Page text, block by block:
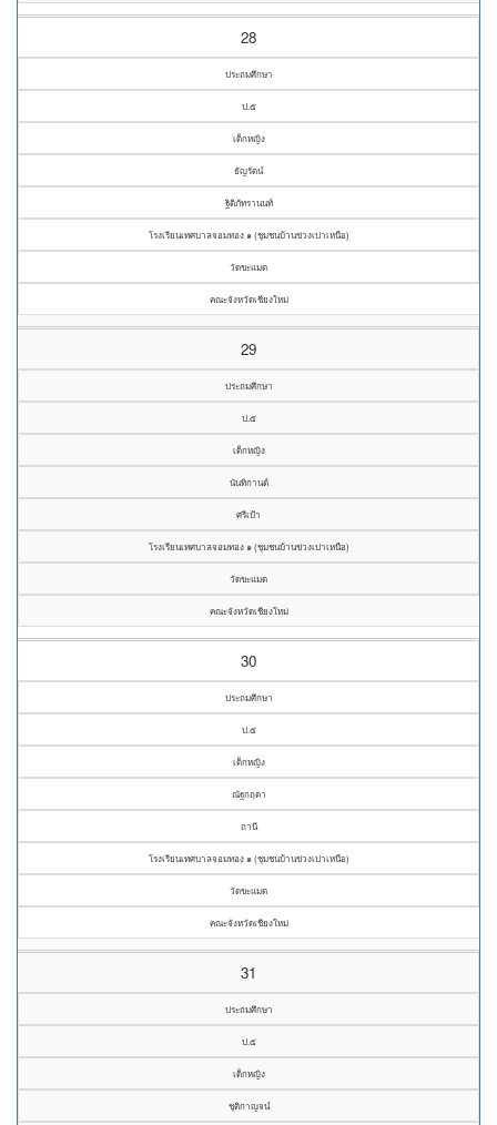
28
ประถมศึกษา
ป.๕
เด็กหญิง
ธัญรัตน์
ฐิติภัทรานนท์
โรงเรียนเทศบาลจอมทอง ๑ (ชุมชนบ้านข่วงเปาเหนือ)
วัดขะแมด
คณะจังหวัดเชียงใหม่
29
ประถมศึกษา
ป.๕
เด็กหญิง
นันทิกานต์
ศรีเป้า
โรงเรียนเทศบาลจอมทอง ๑ (ชุมชนบ้านข่วงเปาเหนือ)
วัดขะแมด
คณะจังหวัดเชียงใหม่
30
ประถมศึกษา
ป.๕
เด็กหญิง
ณัฐกฤตา
ถานี
โรงเรียนเทศบาลจอมทอง ๑ (ชุมชนบ้านข่วงเปาเหนือ)
วัดขะแมด
คณะจังหวัดเชียงใหม่
31
ประถมศึกษา
ป.๕
เด็กหญิง
ชุติกาญจน์